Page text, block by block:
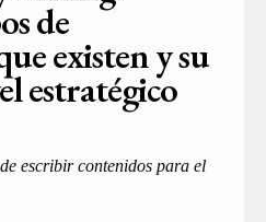
de
existen y su
estratégico
escribir contenidos para el